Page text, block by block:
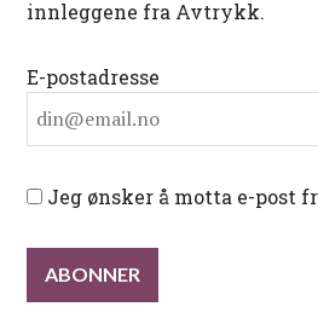
innleggene fra Avtrykk.
E-postadresse
Jeg ønsker å motta e-post